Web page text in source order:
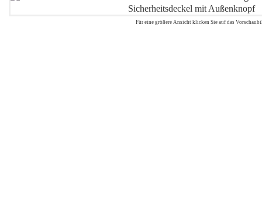
Für eine größere Ansicht klicken Sie auf das